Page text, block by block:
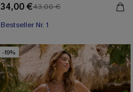
34,00 €43,00 €
Bestseller Nr. 1
-19%